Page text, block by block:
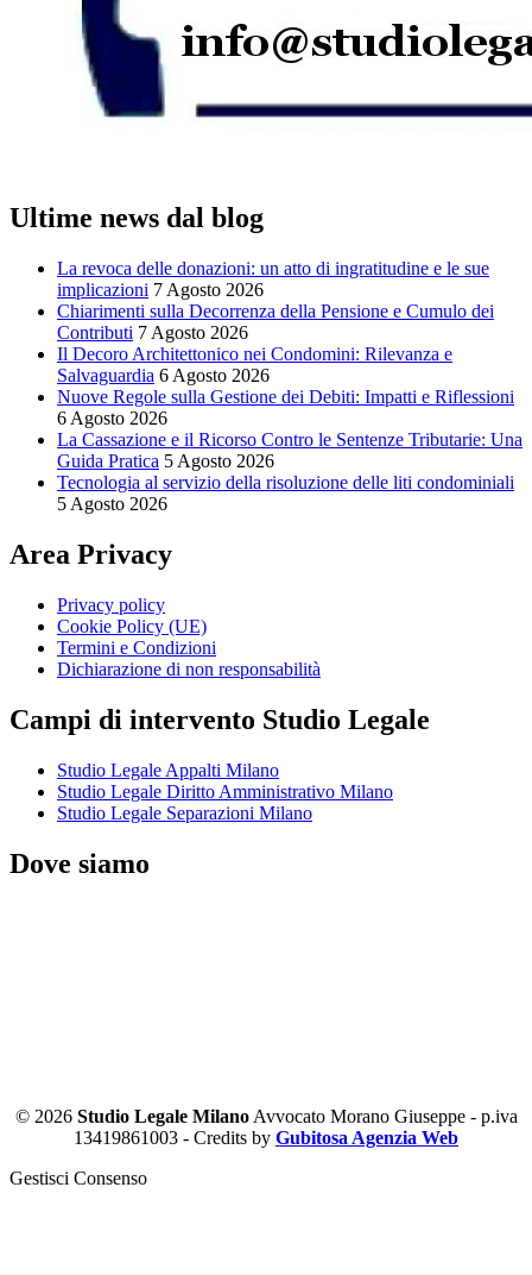
Ultime news dal blog
La revoca delle donazioni: un atto di ingratitudine e le sue
implicazioni 7 Agosto 2026
Chiarimenti sulla Decorrenza della Pensione e Cumulo dei
Contributi 7 Agosto 2026
Il Decoro Architettonico nei Condomini: Rilevanza e
Salvaguardia 6 Agosto 2026
Nuove Regole sulla Gestione dei Debiti: Impatti e Riflessioni
6 Agosto 2026
La Cassazione e il Ricorso Contro le Sentenze Tributarie: Una
Guida Pratica 5 Agosto 2026
Tecnologia al servizio della risoluzione delle liti condominiali
5 Agosto 2026
Area Privacy
Privacy policy
Cookie Policy (UE)
Termini e Condizioni
Dichiarazione di non responsabilità
Campi di intervento Studio Legale
Studio Legale Appalti Milano
Studio Legale Diritto Amministrativo Milano
Studio Legale Separazioni Milano
Dove siamo
© 2026 Studio Legale MilanoAvvocato Morano Giuseppe - p.iva
13419861003 - Credits by Gubitosa Agenzia Web
Gestisci Consenso